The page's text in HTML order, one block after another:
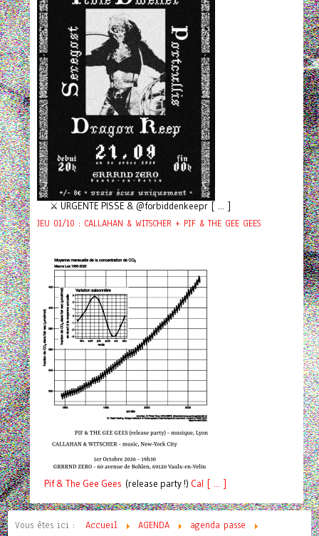
⚔️ URGENTE PISSE & @forbiddenkeepr [ ... ]
JEU 01/10 : CALLAHAN & WITSCHER + PIF & THE GEE GEES
Pif& The Gee Gees (release party !) Cal [ ... ]
Vous êtes ici : Accueil AGENDA
agenda passe